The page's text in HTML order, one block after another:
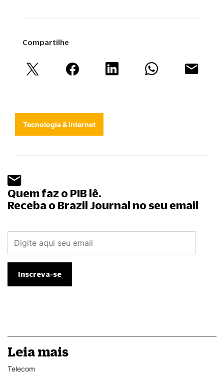
Compartilhe
Tecnologia & Internet
Quem faz o PIB lê.
Receba o Brazil Journal no seu email
Leia mais
Telecom